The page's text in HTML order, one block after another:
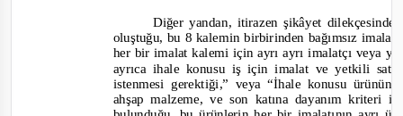
Diğer yandan, itirazen şikâyet
oluştuğu, bu 8 kalemin birbirinden bağımsız
her bir imalat kalemi için ayrı ayrı imalatçı veya
ayrıca ihale konusu iş için imalat ve yetkili
istenmesi gerektiği,” veya“İhale konusu ürünün
ahşap malzeme, ve son katına dayanım kriteri